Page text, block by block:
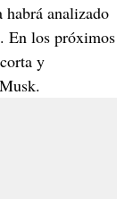
habrá analizado
En los próximos
y